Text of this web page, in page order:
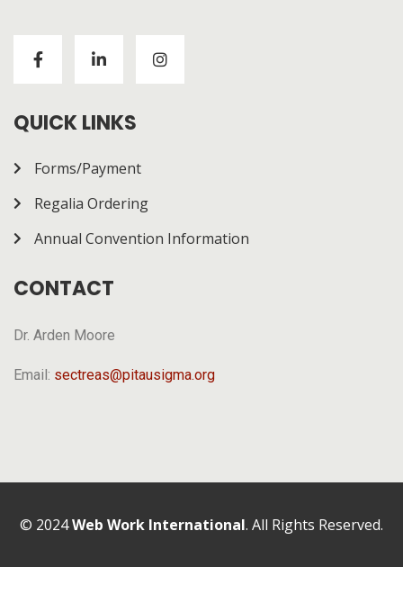
about a game combining risk and progression across
how it works.
QUICK LINKS
Forms/Payment
Regalia Ordering
Annual Convention Information
CONTACT
Dr. Arden Moore
Email: sectreas@pitausigma.org
© 2024Web Work International. All Rights Reserved.